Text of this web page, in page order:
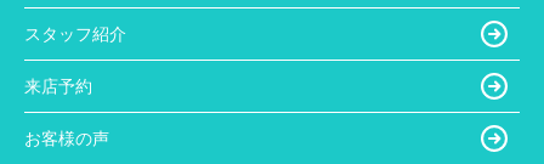
スタッフ紹介
来店予約
お客様の声